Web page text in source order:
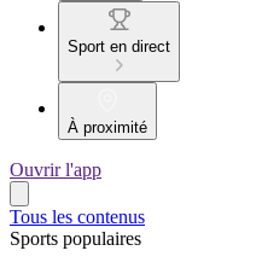
Sport en direct
À proximité
Ouvrir l'app
Tous les contenus
Sports populaires